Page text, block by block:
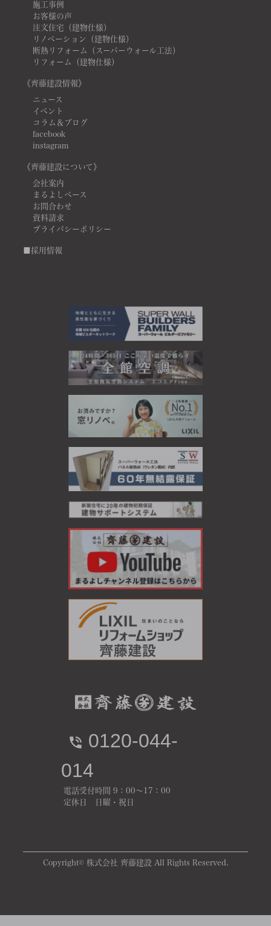
施工事例
お客様の声
注文住宅（建物仕様）
リノベーション（建物仕様）
断熱リフォーム（スーパーウォール工法）
リフォーム（建物仕様）
《齊藤建設情報》
ニュース
イベント
コラム＆ブログ
facebook
instagram
《齊藤建設について》
会社案内
まるよしベース
お問合わせ
資料請求
プライバシーポリシー
■採用情報
0120-044-
014
電話受付時間 9：00～17：00
定休日 日曜・祝日
Copyright© 株式会社 齊藤建設 All Rights Reserved.